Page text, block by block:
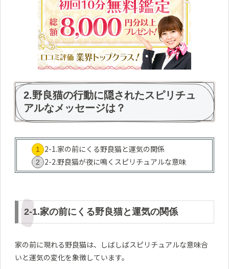
2.野良猫の行動に隠されたスピリチュ
アルなメッセージは？
2-1.家の前にくる野良猫と運気の関係
2-2.野良猫が夜に鳴くスピリチュアルな意味
2-1.家の前にくる野良猫と運気の関係
家の前に現れる野良猫は、しばしばスピリチュアルな意味合
いと運気の変化を象徴しています。